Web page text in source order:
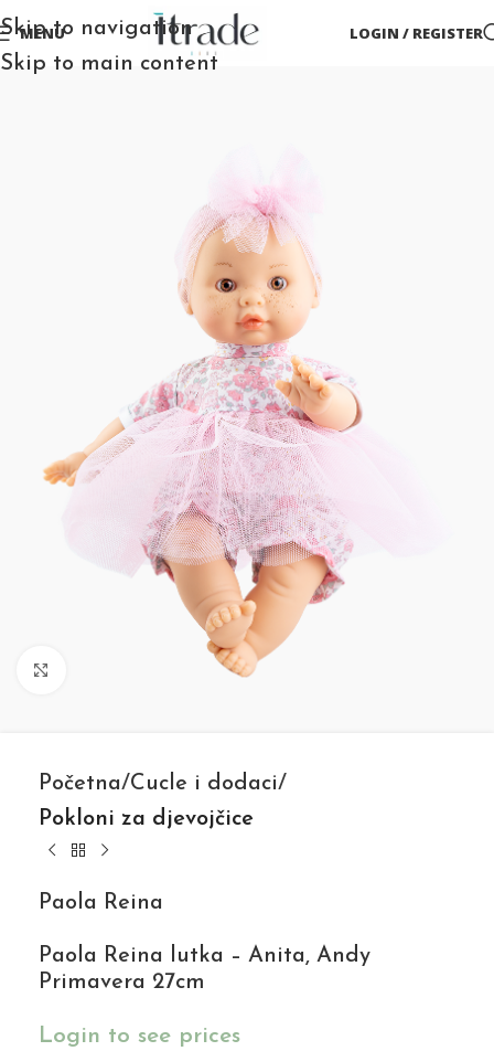
Skip to navigation
Skip to main content
MENU LOGIN / REGISTER
Početna Cucle i dodaci
Pokloni za djevojčice
Paola Reina
Paola Reina lutka – Anita, Andy
Primavera 27cm
Login to see prices